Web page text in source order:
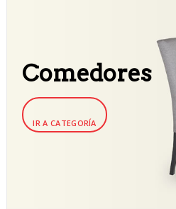
Comedores
IR A CATEGORÍA